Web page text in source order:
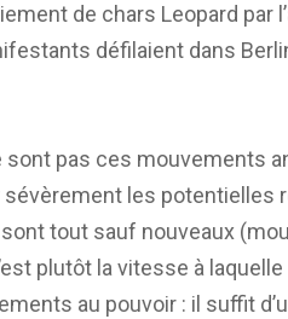
de chars Leopard par
défilaient dans
sont pas ces mouvements
sévèrement les
tout sauf nouveaux
plutôt la vitesse à
au pouvoir : il suffit